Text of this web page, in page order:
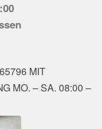
MIT
MO. – SA. 08:00 –